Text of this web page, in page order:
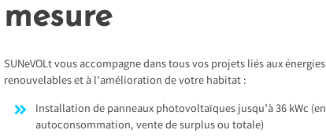
mesure
SUNeVOLt vous accompagne dans tous vos projets liés aux énergies
renouvelables et à l’amélioration de votre habitat :
Installation de panneaux photovoltaïques jusqu’à 36 kWc (en
autoconsommation, vente de surplus ou totale)